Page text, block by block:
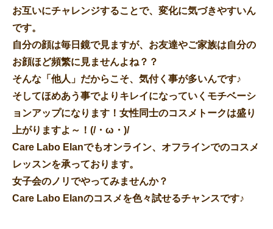
お互いにチャレンジすることで、変化に気づきやすいん
です。
自分の顔は毎日鏡で見ますが、お友達やご家族は自分の
お顔ほど頻繁に見ませんよね？？
そんな「他人」だからこそ、気付く事が多いんです♪
そしてほめあう事でよりキレイになっていくモチベーシ
ョンアップになります！女性同士のコスメトークは盛り
上がりますよ～！(/・ω・)/
Care Labo Elanでもオンライン、オフラインでのコスメ
レッスンを承っております。
女子会のノリでやってみませんか？
Care Labo Elanのコスメを色々試せるチャンスです♪